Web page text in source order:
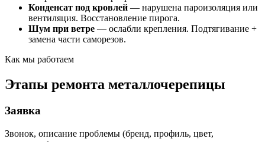
Конденсат под кровлей — нарушена пароизоляция или
вентиляция. Восстановление пирога.
Шум при ветре — ослабли крепления. Подтягивание +
замена части саморезов.
Как мы работаем
Этапы ремонта металлочерепицы
Заявка
Звонок, описание проблемы (бренд, профиль, цвет,